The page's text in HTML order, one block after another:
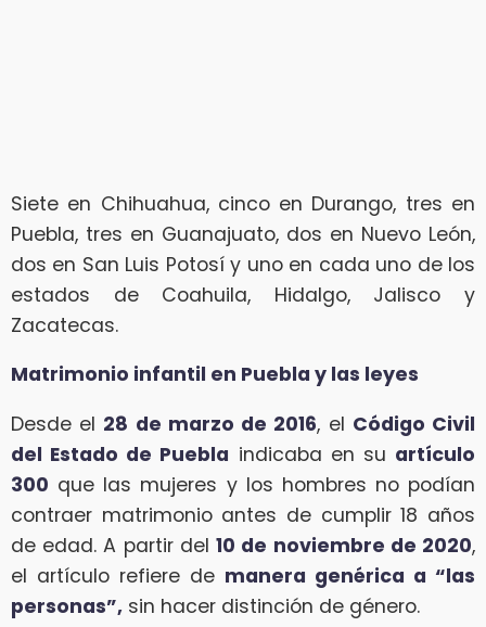
Siete en Chihuahua, cinco en Durango, tres en
Puebla, tres en Guanajuato, dos en Nuevo León,
dos en San Luis Potosí y uno en cada uno de los
estados de Coahuila, Hidalgo, Jalisco y
Zacatecas.
Matrimonio infantil en Puebla y las leyes
Desde el 28 de marzo de 2016, el Código Civil
del Estado de Puebla indicaba en su artículo
300 que las mujeres y los hombres no podían
contraer matrimonio antes de cumplir 18 años
de edad. A partir del10 de noviembre de 2020,
el artículo refiere de manera genérica a “las
personas”, sin hacer distinción de género.